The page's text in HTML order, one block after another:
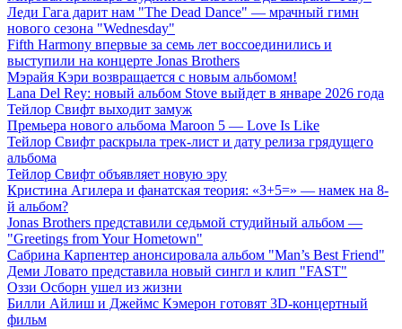
Леди Гага дарит нам "The Dead Dance" — мрачный гимн
нового сезона "Wednesday"
Fifth Harmony впервые за семь лет воссоединились и
выступили на концерте Jonas Brothers
Мэрайя Кэри возвращается с новым альбомом!
Lana Del Rey: новый альбом Stove выйдет в январе 2026 года
Тейлор Свифт выходит замуж
Премьера нового альбома Maroon 5 — Love Is Like
Тейлор Свифт раскрыла трек-лист и дату релиза грядущего
альбома
Тейлор Свифт объявляет новую эру
Кристина Агилера и фанатская теория: «3+5=» — намек на 8-
й альбом?
Jonas Brothers представили седьмой студийный альбом —
"Greetings from Your Hometown"
Сабрина Карпентер анонсировала альбом "Man’s Best Friend"
Деми Ловато представила новый сингл и клип "FAST"
Оззи Осборн ушел из жизни
Билли Айлиш и Джеймс Кэмерон готовят 3D-концертный
фильм